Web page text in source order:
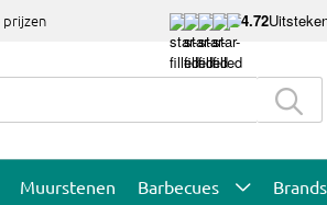
prijzen 4.72
Muurstenen Barbecues